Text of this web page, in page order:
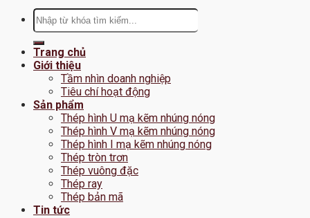
Tìm
kiếm:
Trang chủ
Giới thiệu
Tầm nhìn doanh nghiệp
Tiêu chí hoạt động
Sản phẩm
Thép hình U mạ kẽm nhúng nóng
Thép hình V mạ kẽm nhúng nóng
Thép hình I mạ kẽm nhúng nóng
Thép tròn trơn
Thép vuông đặc
Thép ray
Thép bản mã
Tin tức